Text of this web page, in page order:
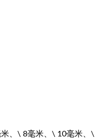
、\ 8毫米、\ 10毫米、\